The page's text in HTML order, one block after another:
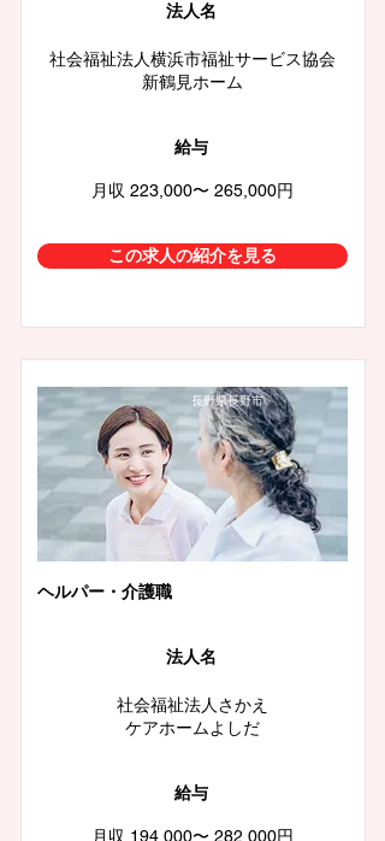
法人名
社会福祉法人横浜市福祉サービス協会
新鶴見ホーム
給与
月収 223,000〜 265,000円
この求人の紹介を見る
長野県長野市
ヘルパー・介護職
法人名
社会福祉法人さかえ
ケアホームよしだ
給与
月収 194,000〜 282,000円